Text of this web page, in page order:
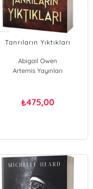
Tanrıların Yıktıkları
Abigail Owen
Artemis Yayınları
₺475,00